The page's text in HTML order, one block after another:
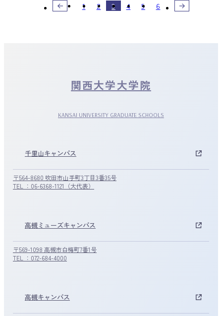
1 2 3 4 5 6
関西大学大学院
KANSAI UNIVERSITY GRADUATE SCHOOLS
千里山キャンパス
〒564-8680 吹田市山手町3丁目3番35号
TEL ：06-6368-1121（大代表）
高槻ミューズキャンパス
〒569-1098 高槻市白梅町7番1号
TEL ：072-684-4000
高槻キャンパス